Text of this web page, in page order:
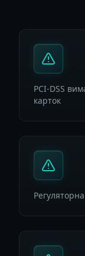
PCI-DSS
карток
Регуляторна